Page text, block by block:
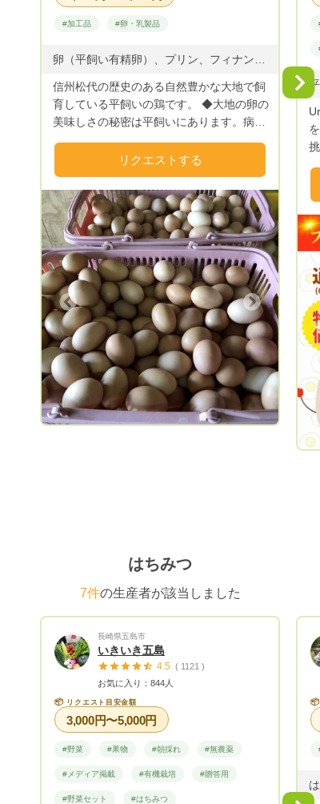
#加工品 #卵・乳製品
信州松代の歴史のある自然豊かな大地で飼
育している平飼いの鶏です。 ◆大地の卵の
美味しさの秘密は平飼いにあります。病気
かからない自然の場所で育てている健康な
状態の鶏から取れる卵は絶品です。 オス
メス同居の有精卵です。エネルギーの高い
貴重な生きた命の卵です。 飼料には遺伝
子組み換え食品、抗生物質、着色料などは
一切使わず、信州産玄米、蕎麦、麦、麺く
ず、米ぬか、ふすま、大豆粕、豆類、おか
ら、野草、野菜、果物、トウモロコシ、海
藻、ニンニク、ウコン、エゴマ、蛎殻、酵
母菌、乳酸菌、納豆菌、天然ミネラルなど
を自家配合して与えており、安心して食べ
ていただけます。その他、エネルギーを高
めた浄活水器を通した水、また、餌に魚粉
も使っていないので臭みがなく、コクがあ
るのに後味がさっぱりした卵です。さら
に、焙煎した漢方素材・和漢草を与え、健
100％飼料となれば、全国的にも希少性の
般のものと比べて薄いのが特徴です。品種
はボリスブラウンと岡崎おうはんです。飼
育数は2000羽程度と非常に少ないです。
◆「ホンモノ」として高い評価をいただい
ています とにかく、飼料にはこだわって
おります。見た目は薄い色の黄身ですが、
味はサッパリしているのにコクを感じま
す。某ホテルでは、７名のシェフがブライ
たら、すべて“大地の卵”を選びました。湯
田中温泉にあるプリン専門店で使っていま
リクエストする
Next
ン
Previous
Next
はちみつ
7件の生産者が該当しました
長崎県五島市
いきいき五島
4.5 ( 1121 )
お気に入り：844人
📦 リクエスト目安金額
3,000円〜5,000円
#野菜 #果物 #朝採れ #無農薬
#メディア掲載 #有機栽培 #贈答用
#野菜セット #はちみつ
📦